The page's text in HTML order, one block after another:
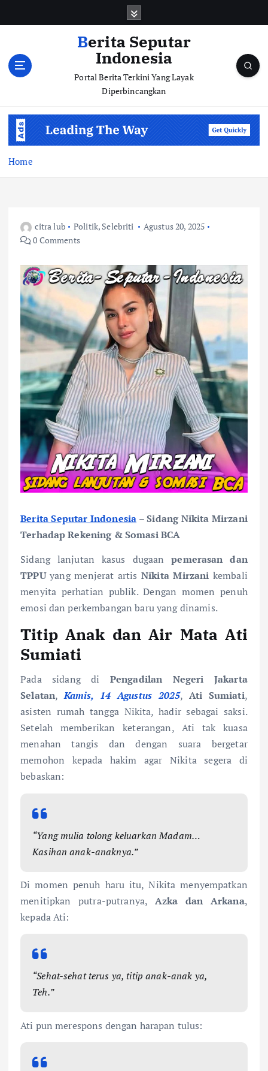
Berita Seputar
Indonesia
Portal Berita Terkini Yang Layak
Diperbincangkan
Home
citra lub Politik, Selebriti
Agustus 20, 2025
0 Comments
Berita Seputar Indonesia – Sidang Nikita Mirzani
Terhadap Rekening & Somasi BCA
Sidang lanjutan kasus dugaanpemerasan dan
TPPUyang menjerat artisNikita Mirzani kembali
menyita perhatian publik. Dengan momen penuh
emosi dan perkembangan baru yang dinamis.
Titip Anak dan Air Mata Ati
Sumiati
Pada sidang di Pengadilan Negeri Jakarta
Selatan,Kamis, 14 Agustus 2025, Ati Sumiati,
asisten rumah tangga Nikita, hadir sebagai saksi.
Setelah memberikan keterangan, Ati tak kuasa
menahan tangis dan dengan suara bergetar
memohon kepada hakim agar Nikita segera di
bebaskan:
“Yang mulia tolong keluarkan Madam…
Kasihan anak-anaknya.”
Di momen penuh haru itu, Nikita menyempatkan
menitipkan putra-putranya, Azka dan Arkana,
kepada Ati:
“Sehat-sehat terus ya, titip anak-anak ya,
Teh.”
Ati pun merespons dengan harapan tulus: